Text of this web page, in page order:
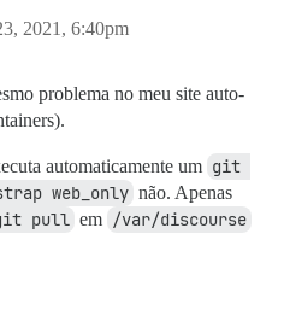
2021, 6:40pm
problema no meu site auto-
automaticamente um git
web_only não. Apenas
pull em /var/discourse